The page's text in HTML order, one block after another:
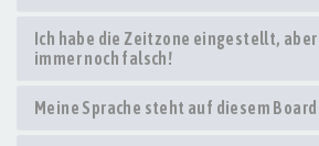
Ich habe die Zeitzone eingestellt,
immer noch falsch!
Meine Sprache steht auf diesem